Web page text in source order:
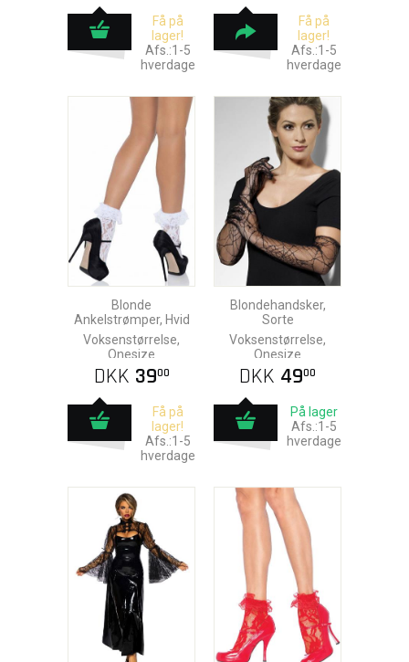
Få på
lager!
Afs.:1-5
hverdage
Få på
lager!
Afs.:1-5
hverdage
Blonde
Ankelstrømper, Hvid
Voksenstørrelse,
Onesize
DKK 3900
Få på
lager!
Afs.:1-5
hverdage
Blondehandsker,
Sorte
Voksenstørrelse,
Onesize
DKK 4900
På lager
Afs.:1-5
hverdage